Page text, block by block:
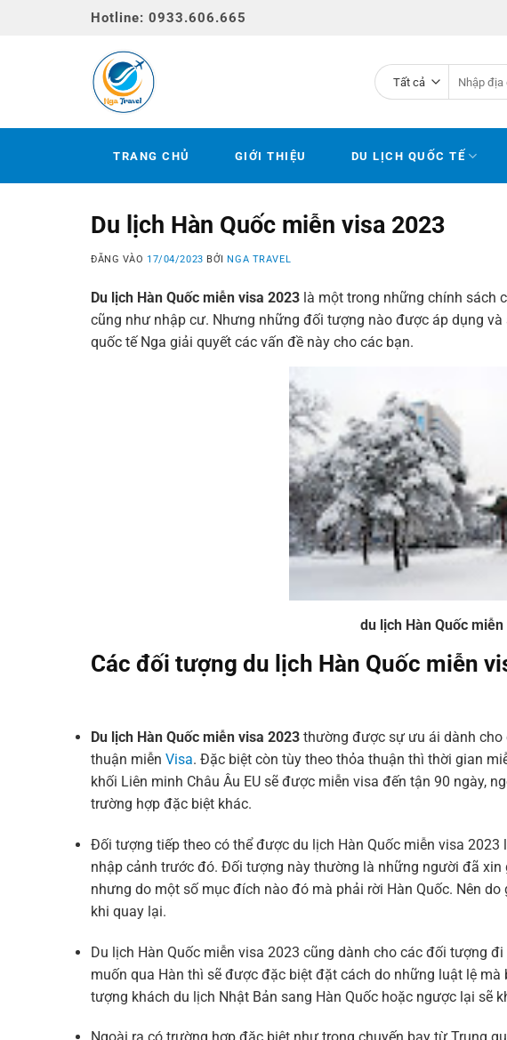
Hotline: 0933.606.665
kiếm:
TRANG CHỦ GIỚI THIỆU DU LỊCH QUỐC TẾ
Du lịch Hàn Quốc miễn visa 2023
ĐĂNG VÀO 17/04/2023 BỞINGA TRAVEL
Du lịch Hàn Quốc miễn visa 2023 là một trong những chính sách
cũng như nhập cư. Nhưng những đối tượng nào được áp dụng
quốc tế Nga giải quyết các vấn đề này cho các bạn.
du lịch Hàn Quốc
Các đối tượng du lịch Hàn Quốc miễn
Du lịch Hàn Quốc miễn visa 2023 thường được sự ưu ái dành
thuận miễn Visa. Đặc biệt còn tùy theo thỏa thuận thì thời gian
khối Liên minh Châu Âu EU sẽ được miễn visa đến tận 90 ngày,
trường hợp đặc biệt khác.
Đối tượng tiếp theo có thể được du lịch Hàn Quốc miễn visa 2023
nhập cảnh trước đó. Đối tượng này thường là những người đã
nhưng do một số mục đích nào đó mà phải rời Hàn Quốc. Nên
khi quay lại.
Du lịch Hàn Quốc miễn visa 2023 cũng dành cho các đối tượng
muốn qua Hàn thì sẽ được đặc biệt đặt cách do những luật lệ
tượng khách du lịch Nhật Bản sang Hàn Quốc hoặc ngược lại sẽ